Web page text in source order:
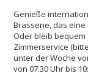
Genieße
Brasserie, das
Oder bleib
Zimmerservice
unter der Woche
von 07:30 Uhr bis